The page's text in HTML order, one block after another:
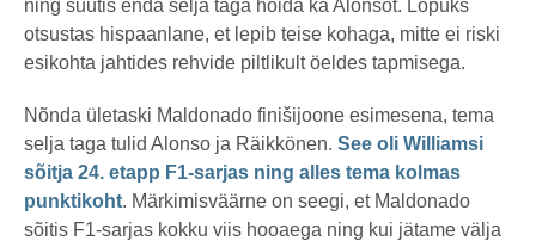
ning suutis enda selja taga hoida ka Alonsot. Lõpuks
otsustas hispaanlane, et lepib teise kohaga, mitte ei riski
esikohta jahtides rehvide piltlikult öeldes tapmisega.
Nõnda ületaski Maldonado finišijoone esimesena, tema
selja taga tulid Alonso ja Räikkönen. See oli Williamsi
sõitja 24. etapp F1-sarjas ning alles tema kolmas
punktikoht. Märkimisväärne on seegi, et Maldonado
sõitis F1-sarjas kokku viis hooaega ning kui jätame välja